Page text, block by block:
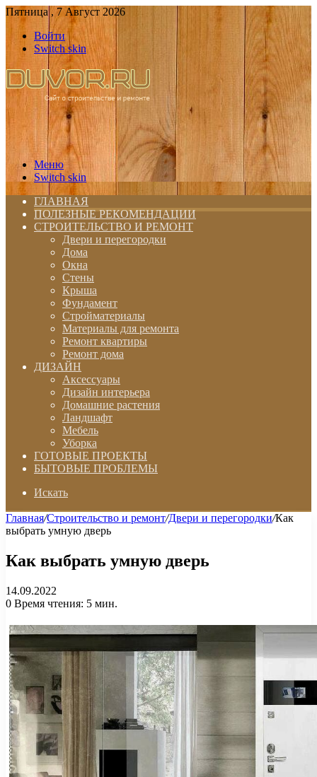
Пятница , 7 Август 2026
Войти
Switch skin
Меню
Switch skin
ГЛАВНАЯ
ПОЛЕЗНЫЕ РЕКОМЕНДАЦИИ
СТРОИТЕЛЬСТВО И РЕМОНТ
Двери и перегородки
Дома
Окна
Стены
Крыша
Фундамент
Стройматериалы
Материалы для ремонта
Ремонт квартиры
Ремонт дома
ДИЗАЙН
Аксессуары
Дизайн интерьера
Домашние растения
Ландшафт
Мебель
Уборка
ГОТОВЫЕ ПРОЕКТЫ
БЫТОВЫЕ ПРОБЛЕМЫ
Искать
Главная/Строительство и ремонт/Двери и перегородки/Как
выбрать умную дверь
Как выбрать умную дверь
14.09.2022
0 Время чтения: 5 мин.